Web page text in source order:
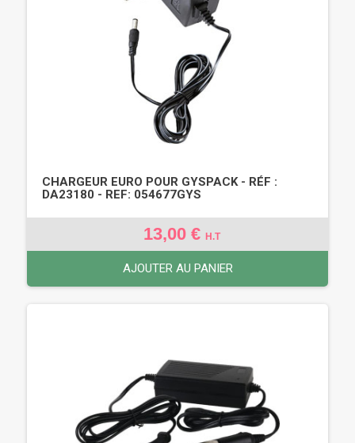
CHARGEUR EURO POUR GYSPACK - RÉF :
DA23180 - REF: 054677GYS
13,00 € H.T
AJOUTER AU PANIER